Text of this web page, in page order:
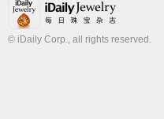
© iDaily Corp., all rights reserved.